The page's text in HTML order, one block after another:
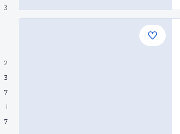
3
2
3
7
1
7